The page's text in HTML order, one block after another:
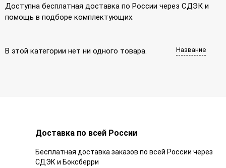
Доступна бесплатная доставка по России через СДЭК и
помощь в подборе комплектующих.
Название
В этой категории нет ни одного товара.
Доставка по всей России
Бесплатная доставка заказов по всей России через
СДЭК и Боксберри